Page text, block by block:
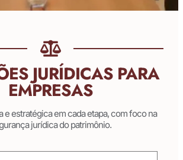
JURÍDICAS PARA
EMPRESAS
e estratégica em cada etapa, com foco na
jurídica do patrimônio.